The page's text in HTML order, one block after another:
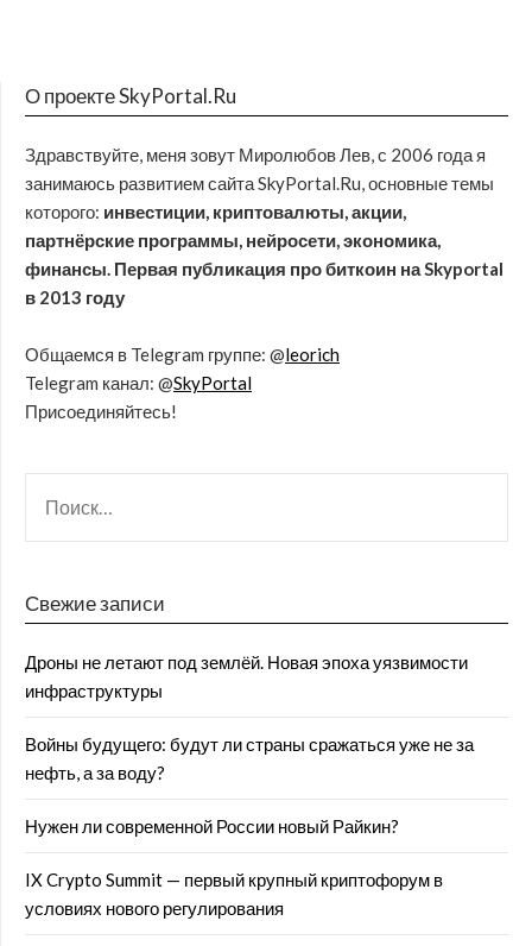
О проекте SkyPortal.Ru
Здравствуйте, меня зовут Миролюбов Лев, с 2006 года я
занимаюсь развитием сайта SkyPortal.Ru, основные темы
которого: инвестиции, криптовалюты, акции,
партнёрские программы, нейросети, экономика,
финансы. Первая публикация про биткоин на Skyportal
в 2013 году
Общаемся в Telegram группе: @leorich
Telegram канал: @SkyPortal
Присоединяйтесь!
Свежие записи
Дроны не летают под землёй. Новая эпоха уязвимости
инфраструктуры
Войны будущего: будут ли страны сражаться уже не за
нефть, а за воду?
Нужен ли современной России новый Райкин?
IX Crypto Summit — первый крупный криптофорум в
условиях нового регулирования